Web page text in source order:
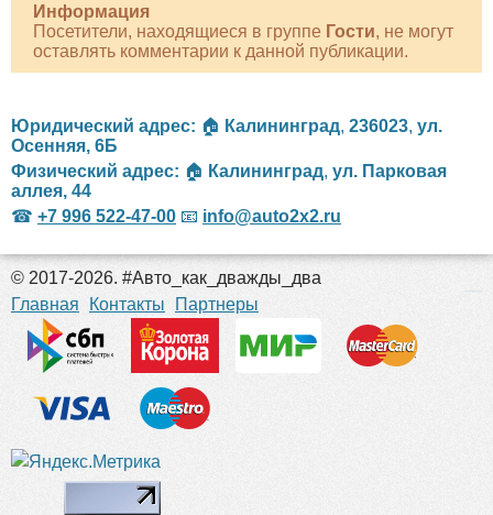
Информация
Посетители, находящиеся в группе Гости, не могут
оставлять комментарии к данной публикации.
Юридический адрес: 🏠 Калининград, 236023, ул.
Осенняя, 6Б
Физический адрес: 🏠 Калининград, ул. Парковая
аллея, 44
☎ +7 996 522-47-00 📧 info@auto2x2.ru
© 2017-2026. #Авто_как_дважды_два
Главная
Контакты Партнеры